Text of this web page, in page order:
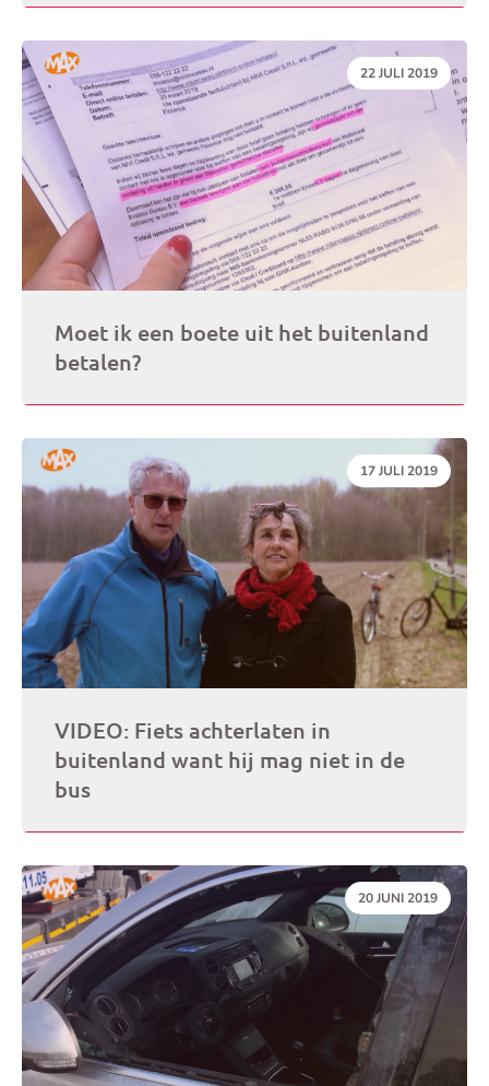
DATUM:
22 JULI 2019
Moet ik een boete uit het buitenland
betalen?
DATUM:
17 JULI 2019
VIDEO: Fiets achterlaten in
buitenland want hij mag niet in de
bus
DATUM:
20 JUNI 2019